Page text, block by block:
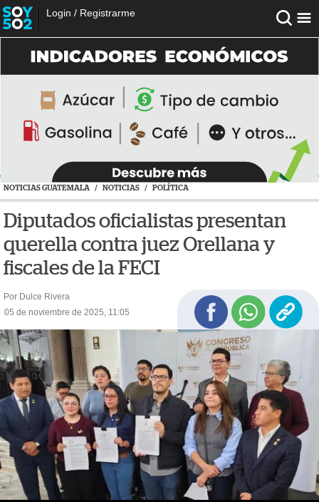
Login / Registrarme
NOTICIAS GUATEMALA / NOTICIAS / POLÍTICA
Diputados oficialistas presentan
querella contra juez Orellana y
fiscales de la FECI
Por Dulce Rivera
05 de noviembre de 2025, 11:05